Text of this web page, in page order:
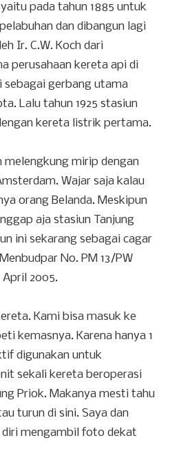
pada tahun 1885 untuk
dan dibangun lagi
Ir. C.W. Koch dari
perusahaan kereta api di
sebagai gerbang utama
Lalu tahun 1925 stasiun
kereta listrik pertama.
mirip dengan
Wajar saja kalau
orang Belanda. Meskipun
aja stasiun Tanjung
ini sekarang sebagai cagar
No. PM 13/PW
2005.
Kami bisa masuk ke
kemasnya. Karena hanya 1
digunakan untuk
sekali kereta beroperasi
Priok. Makanya mesti tahu
turun di sini. Saya dan
mengambil foto dekat